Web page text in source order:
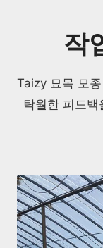
작
Taizy 묘목 모
탁월한 피드백